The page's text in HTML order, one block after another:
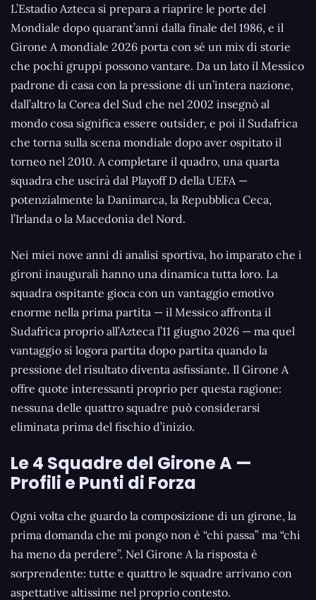
L’Estadio Azteca si prepara a riaprire le porte del
Mondiale dopo quarant’anni dalla finale del 1986, e il
Girone A mondiale 2026 porta con sé un mix di storie
che pochi gruppi possono vantare. Da un lato il Messico
padrone di casa con la pressione di un’intera nazione,
dall’altro la Corea del Sud che nel 2002 insegnò al
mondo cosa significa essere outsider, e poi il Sudafrica
che torna sulla scena mondiale dopo aver ospitato il
torneo nel 2010. A completare il quadro, una quarta
squadra che uscirà dal Playoff D della UEFA —
potenzialmente la Danimarca, la Repubblica Ceca,
l’Irlanda o la Macedonia del Nord.
Nei miei nove anni di analisi sportiva, ho imparato che i
gironi inaugurali hanno una dinamica tutta loro. La
squadra ospitante gioca con un vantaggio emotivo
enorme nella prima partita — il Messico affronta il
Sudafrica proprio all’Azteca l’11 giugno 2026 — ma quel
vantaggio si logora partita dopo partita quando la
pressione del risultato diventa asfissiante. Il Girone A
offre quote interessanti proprio per questa ragione:
nessuna delle quattro squadre può considerarsi
eliminata prima del fischio d’inizio.
Le 4 Squadre del Girone A —
Profili e Punti di Forza
Ogni volta che guardo la composizione di un girone, la
prima domanda che mi pongo non è “chi passa” ma “chi
ha meno da perdere”. Nel Girone A la risposta è
sorprendente: tutte e quattro le squadre arrivano con
aspettative altissime nel proprio contesto.